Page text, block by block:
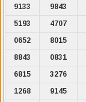
9133
9843
5193
4707
0652
8015
8843
0831
6815
3276
1268
9145